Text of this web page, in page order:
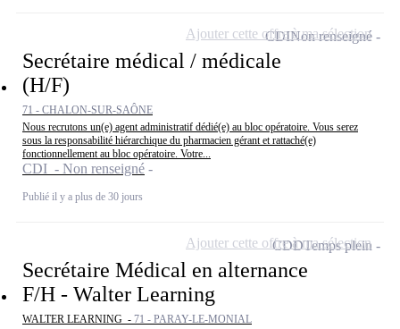
Secrétaire médical / médicale
(H/F)
71 - CHALON-SUR-SAÔNE
Nous recrutons un(e) agent administratif dédié(e) au bloc opératoire. Vous serez
sous la responsabilité hiérarchique du pharmacien gérant et rattaché(e)
fonctionnellement au bloc opératoire. Votre...
CDI - Non renseigné
Publié il y a plus de 30 jours
CDINon renseigné
Ajouter cette offre à ma sélection
Secrétaire Médical en alternance
F/H - Walter Learning
WALTER LEARNING - 71 - PARAY-LE-MONIAL
CDDTemps plein
Ajouter cette offre à ma sélection